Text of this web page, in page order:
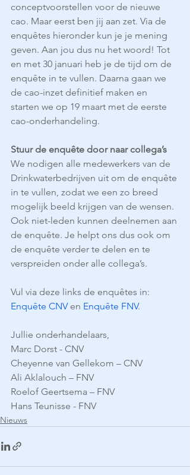
conceptvoorstellen voor de nieuwe
cao. Maar eerst ben jij aan zet. Via de
enquêtes hieronder kun je je mening
geven. Aan jou dus nu het woord! Tot
en met 30 januari heb je de tijd om de
enquête in te vullen. Daarna gaan we
de cao-inzet definitief maken en
starten we op 19 maart met de eerste
cao-onderhandeling.
Stuur de enquête door naar collega’s
We nodigen alle medewerkers van de
Drinkwaterbedrijven uit om de enquête
in te vullen, zodat we een zo breed
mogelijk beeld krijgen van de wensen.
Ook niet-leden kunnen deelnemen aan
de enquête. Je helpt ons dus ook om
de enquête verder te delen en te
verspreiden onder alle collega’s.
Vul via deze links de enquêtes in:
Enquête CNV en Enquête FNV.
Jullie onderhandelaars,
Marc Dorst - CNV
Cheyenne van Gellekom – CNV
Ali Aklalouch – FNV
Roelof Geertsema – FNV
Hans Teunisse - FNV
Nieuws